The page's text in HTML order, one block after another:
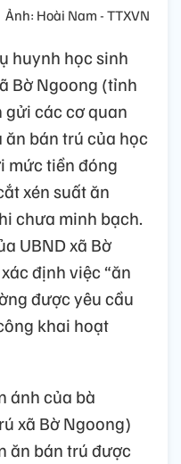
Ảnh: Hoài Nam - TTXVN
huynh học sinh
Bờ Ngoong (tỉnh
gửi các cơ quan
bán trú của học
mức tiền đóng
xén suất ăn
chưa minh bạch.
UBND xã Bờ
định việc “ăn
được yêu cầu
khai hoạt
ánh của bà
xã Bờ Ngoong)
ăn bán trú được